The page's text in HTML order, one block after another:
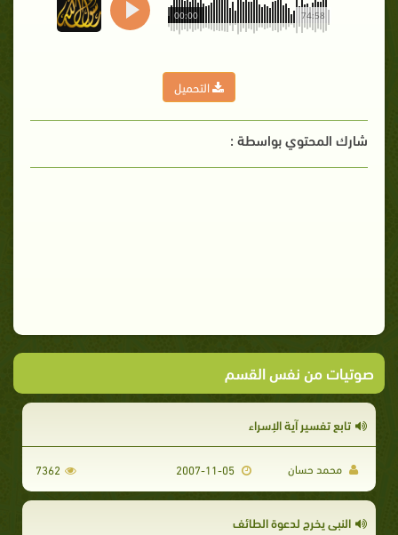
74:58
00:00
التحميل
شارك المحتوي بواسطة :
صوتيات من نفس القسم
تابع تفسير آية الإسراء
محمد حسان 7362
النبى يخرج لدعوة الطائف